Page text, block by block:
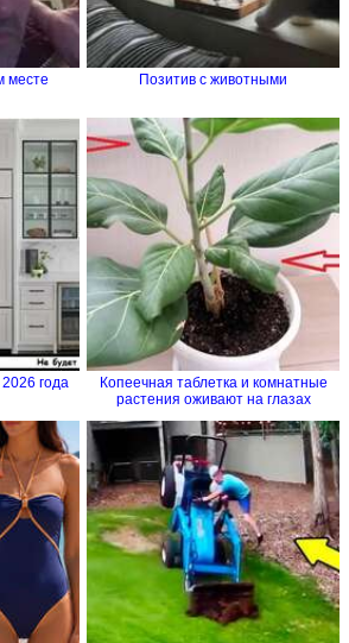
месте Позитив с животными
года
Копеечная таблетка и комнатные
растения оживают на глазах